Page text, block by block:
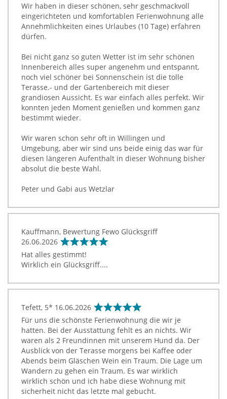
Wir haben in dieser schönen, sehr geschmackvoll
eingerichteten und komfortablen Ferienwohnung alle
Annehmlichkeiten eines Urlaubes (10 Tage) erfahren
dürfen.
Bei nicht ganz so guten Wetter ist im sehr schönen
Innenbereich alles super angenehm und entspannt,
noch viel schöner bei Sonnenschein ist die tolle
Terasse.- und der Gartenbereich mit dieser
grandiosen Aussicht. Es war einfach alles perfekt. Wir
konnten jeden Moment genießen und kommen ganz
bestimmt wieder.
Wir waren schon sehr oft in Willingen und
Umgebung, aber wir sind uns beide einig das war für
diesen längeren Aufenthalt in dieser Wohnung bisher
absolut die beste Wahl.
Peter und Gabi aus Wetzlar
Kauffmann, Bewertung Fewo Glücksgriff
26.06.2026
Hat alles gestimmt!
Wirklich ein Glücksgriff....
Tefett, 5* 16.06.2026
Für uns die schönste Ferienwohnung die wir je
hatten. Bei der Ausstattung fehlt es an nichts. Wir
waren als 2 Freundinnen mit unserem Hund da. Der
Ausblick von der Terasse morgens bei Kaffee oder
Abends beim Gläschen Wein ein Traum. Die Lage um
Wandern zu gehen ein Traum. Es war wirklich
wirklich schön und ich habe diese Wohnung mit
sicherheit nicht das letzte mal gebucht.